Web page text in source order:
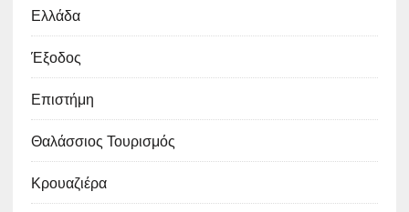
Ελλάδα
Έξοδος
Επιστήμη
Θαλάσσιος Τουρισμός
Κρουαζιέρα